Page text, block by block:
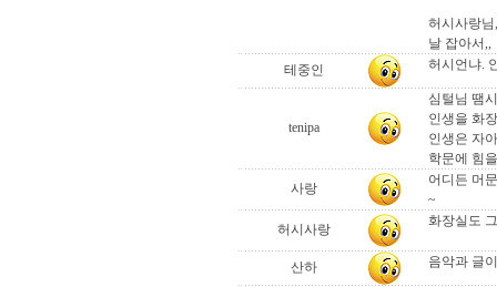
허시사랑
날 잡아서,,
테중인
허시언냐.
tenipa
심털님 땜
인생을 화
인생은 자
학문에 힘
사랑
어디든 머
~
허시사랑
화장실도
산하 음악과 글